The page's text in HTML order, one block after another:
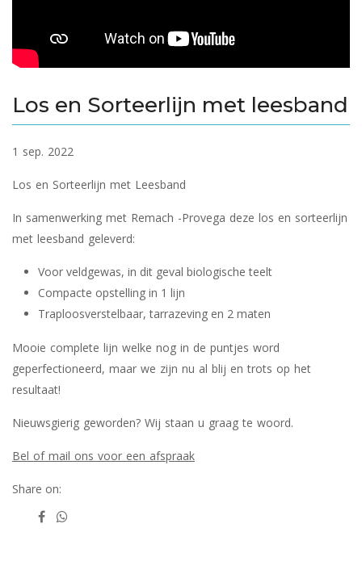
Los en Sorteerlijn met leesband
1 sep. 2022
Los en Sorteerlijn met Leesband
In samenwerking met Remach -Provega deze los en sorteerlijn
met leesband geleverd:
Voor veldgewas, in dit geval biologische teelt
Compacte opstelling in 1 lijn
Traploosverstelbaar, tarrazeving en 2 maten
Mooie complete lijn welke nog in de puntjes word
geperfectioneerd, maar we zijn nu al blij en trots op het
resultaat!
Nieuwsgierig geworden? Wij staan u graag te woord.
Bel of mail ons voor een afspraak
Share on: